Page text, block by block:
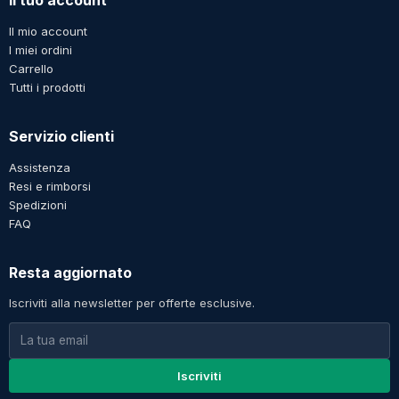
Il mio account
I miei ordini
Carrello
Tutti i prodotti
Servizio clienti
Assistenza
Resi e rimborsi
Spedizioni
FAQ
Resta aggiornato
Iscriviti alla newsletter per offerte esclusive.
Iscriviti